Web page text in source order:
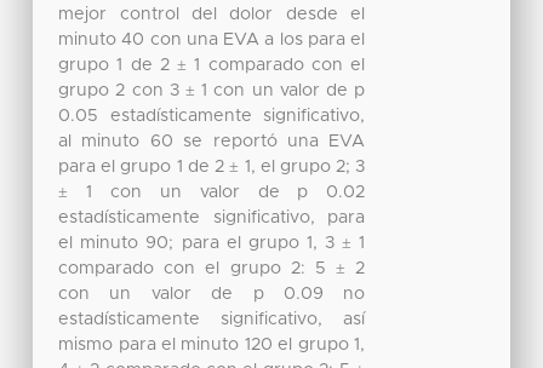
mejor control del dolor desde el
minuto 40 con una EVA a los para el
grupo 1 de 2 ± 1 comparado con el
grupo 2 con 3 ± 1 con un valor de p
0.05 estadísticamente significativo,
al minuto 60 se reportó una EVA
para el grupo 1 de 2 ± 1, el grupo 2; 3
± 1 con un valor de p 0.02
estadísticamente significativo, para
el minuto 90; para el grupo 1, 3 ± 1
comparado con el grupo 2: 5 ± 2
con un valor de p 0.09 no
estadísticamente significativo, así
mismo para el minuto 120 el grupo 1,